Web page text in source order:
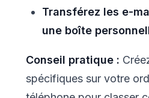
Transférez les e-
une boîte
Conseil pratique :
spécifiques sur votre